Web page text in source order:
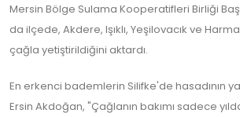
Mersin Bölge Sulama Kooperatifleri Birliği
da ilçede, Akdere, Işıklı, Yeşilovacık ve
çağla yetiştirildiğini aktardı.
En erkenci bademlerin Silifke'de hasadının
Ersin Akdoğan, "Çağlanın bakımı sadece